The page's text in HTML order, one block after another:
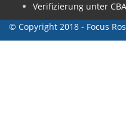
Verifizierung unter
© Copyright 2018 - Focus